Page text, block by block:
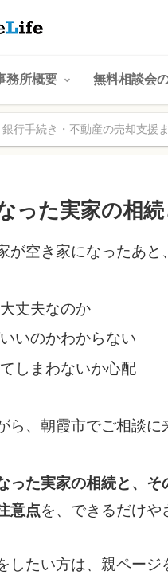
務所概要 無料相談会
行手続き・不動産の売却支援
った実家の相
が空き家になったあと
丈夫なのか
いのかわからない
しまわないか心配
ら、朝霞市でご相談
った実家の相続と、
意点を、できるだけ
したい方は、親ページ